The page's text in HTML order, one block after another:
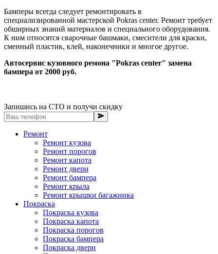
Бамперы всегда следует ремонтировать в
специализированной мастерской Pokras center. Ремонт требует
обширных знаний материалов и специального оборудования.
К ним относятся сварочные башмаки, смесители для краски,
сменный пластик, клей, наконечники и многое другое.
Автосервис кузовного ремона "Pokras center" замена
бампера от 2000 руб.
Запишись на СТО и получи скидку
Ремонт
Ремонт кузова
Ремонт порогов
Ремонт капота
Ремонт двери
Ремонт бампера
Ремонт крыла
Ремонт крышки багажника
Покраска
Покраска кузова
Покраска капота
Покраска порогов
Покраска бампера
Покраска двери